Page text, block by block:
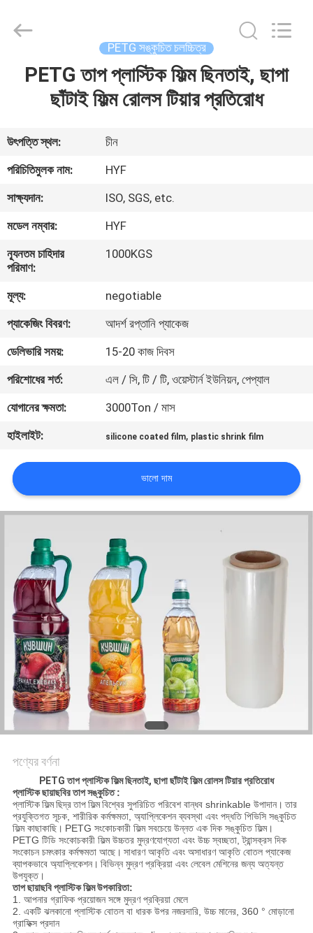
বাড়ি
ভিডিও
আমাদের
সম্পর্কে
ভ্রমণ
মান
নিয়ন্ত্রণ
যোগাযোগ
করুন
খবর
উদ্ধৃতির
জন্য
আবেদন
সাইট
ম্যাপ
গোপনীয়তা
নীতি
Reserved.
PETG সঙ্কুচিত চলচ্চিত্র
PETG তাপ প্লাস্টিক ফিল্ম ছিনতাই, ছাপা
ছাঁটাই ফিল্ম রোলস টিয়ার প্রতিরোধ
উৎপত্তি স্থল:
চীন
পরিচিতিমুলক নাম:
HYF
সাক্ষ্যদান:
ISO, SGS, etc.
মডেল নম্বার:
HYF
ন্যূনতম চাহিদার
পরিমাণ:
1000KGS
মূল্য:
negotiable
প্যাকেজিং বিবরণ:
আদর্শ রপ্তানি প্যাকেজ
ডেলিভারি সময়:
15-20 কাজ দিবস
পরিশোধের শর্ত:
এল / সি, টি / টি, ওয়েস্টার্ন ইউনিয়ন, পেপ্যাল
যোগানের ক্ষমতা:
3000Ton / মাস
হাইলাইট:
silicone coated film, plastic shrink film
ভালো দাম
পণ্যের বর্ণনা
PETG তাপ প্লাস্টিক ফিল্ম ছিনতাই, ছাপা ছাঁটাই ফিল্ম রোলস টিয়ার প্রতিরোধ
প্লাস্টিক ছায়াছবির তাপ সঙ্কুচিত :
প্লাস্টিক ফিল্মছিদ্রতাপ ফিল্মবিশ্বের সুপরিচিত পরিবেশ বান্ধব shrinkable উপাদান। তার
প্রযুক্তিগত সূচক, শারীরিক কর্মক্ষমতা, অ্যাপ্লিকেশন ব্যবস্থা এবং পদ্ধতি পিভিসি সঙ্কুচিত
ফিল্ম কাছাকাছি। PETG সংকোচকারী ফিল্ম সবচেয়ে উন্নত এক দিক সঙ্কুচিত ফিল্ম।
PETG টিডি সংকোচকারী ফিল্ম উচ্চতর মুদ্রণযোগ্যতা এবং উচ্চ স্বচ্ছতা, ট্রান্সক্রস দিক
সংকোচন চমৎকার কর্মক্ষমতা আছে। সাধারণ আকৃতি এবং অসাধারণ আকৃতি বোতল প্যাকেজ
ব্যাপকভাবে অ্যাপ্লিকেশন। বিভিন্ন মুদ্রণ প্রক্রিয়া এবং লেবেল মেশিনের জন্য অত্যন্ত
উপযুক্ত।
তাপ ছায়াছবি প্লাস্টিক ফিল্মউপকারিতা:
1. আপনার গ্রাফিক প্রয়োজন সঙ্গে মুদ্রণ প্রক্রিয়া মেলে
2. একটি ঝলকানো প্লাস্টিক বোতল বা ধারক উপর নজরদারি, উচ্চ মানের, 360 ° মোড়ানো
গ্রাফিক্স প্রদান